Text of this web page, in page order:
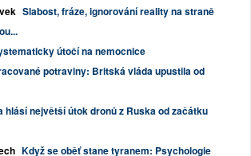
Slabost, fráze, ignorování reality na straně
útočí na nemocnice
potraviny: Britská vláda upustila od
hlásí největší útok dronů z Ruska od začátku
Když se oběť stane tyranem: Psychologie